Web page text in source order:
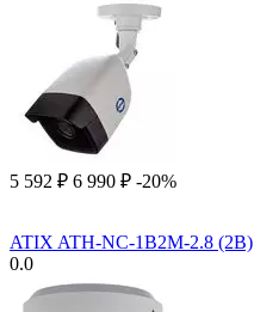
5 592 ₽ 6 990 ₽ -20%
ATIX ATH-NC-1B2M-2.8 (2B)
0.0